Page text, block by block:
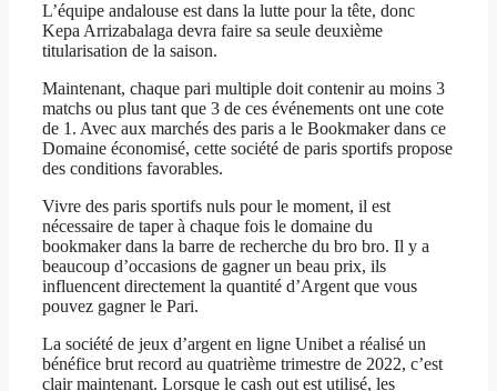
L’équipe andalouse est dans la lutte pour la tête, donc
Kepa Arrizabalaga devra faire sa seule deuxième
titularisation de la saison.
Maintenant, chaque pari multiple doit contenir au moins 3
matchs ou plus tant que 3 de ces événements ont une cote
de 1. Avec aux marchés des paris a le Bookmaker dans ce
Domaine économisé, cette société de paris sportifs propose
des conditions favorables.
Vivre des paris sportifs nuls pour le moment, il est
nécessaire de taper à chaque fois le domaine du
bookmaker dans la barre de recherche du bro bro. Il y a
beaucoup d’occasions de gagner un beau prix, ils
influencent directement la quantité d’Argent que vous
pouvez gagner le Pari.
La société de jeux d’argent en ligne Unibet a réalisé un
bénéfice brut record au quatrième trimestre de 2022, c’est
clair maintenant. Lorsque le cash out est utilisé, les